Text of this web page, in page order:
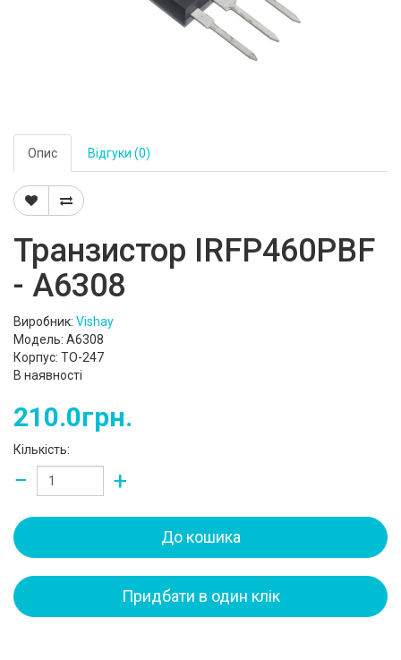
Опис Відгуки (0)
Транзистор IRFP460PBF
- A6308
Виробник: Vishay
Модель: A6308
Корпус: TO-247
В наявності
210.0грн.
Кількість:
− +
До кошика
Придбати в один клік